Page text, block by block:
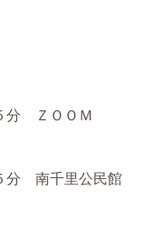
分 ＺＯＯＭ
分 南千里公民館